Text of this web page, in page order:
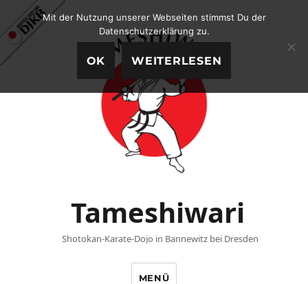
Tameshiwari
Shotokan-Karate-Dojo in Bannewitz bei Dresden
MENÜ
Mit der Nutzung unserer Webseiten stimmst Du der
Datenschutzerklärung zu.
OK WEITERLESEN